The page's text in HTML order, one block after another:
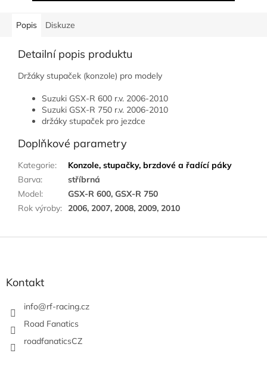
Popis Diskuze
Detailní popis produktu
Držáky stupaček (konzole) pro modely
Suzuki GSX-R 600 r.v. 2006-2010
Suzuki GSX-R 750 r.v. 2006-2010
držáky stupaček pro jezdce
Doplňkové parametry
Kategorie:
Konzole, stupačky, brzdové a řadící páky
Barva:
stříbrná
Model:
GSX-R 600, GSX-R 750
Rok výroby: 2006, 2007, 2008, 2009, 2010
Z
Kontakt
info@rf-racing.cz
Road Fanatics
roadfanaticsCZ